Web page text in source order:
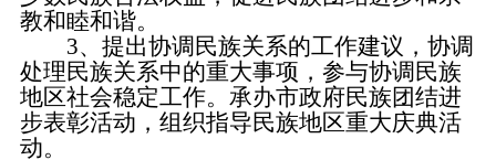
教和睦和谐。
3、提出协调民族关系的工作建议，协调
处理民族关系中的重大事项，参与协调民族
地区社会稳定工作。承办市政府民族团结进
步表彰活动，组织指导民族地区重大庆典活
动。